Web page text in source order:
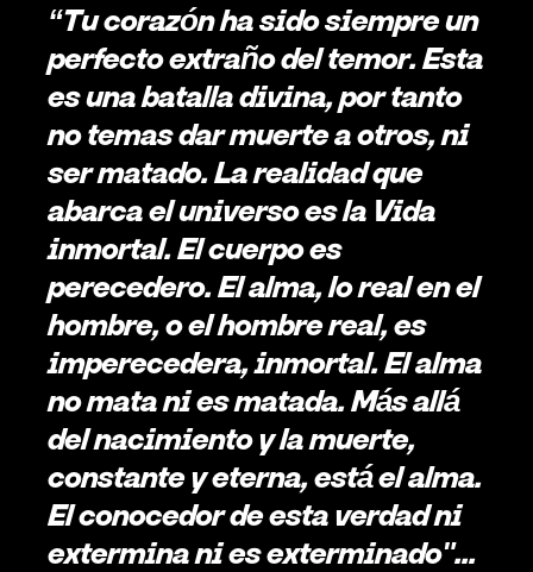
“Tu corazón ha sido siempre un
perfecto extraño del temor. Esta
es una batalla divina, por tanto
no temas dar muerte a otros, ni
ser matado. La realidad que
abarca el universo es la Vida
inmortal. El cuerpo es
perecedero. El alma, lo real en el
hombre, o el hombre real, es
imperecedera, inmortal. El alma
no mata ni es matada. Más allá
del nacimiento y la muerte,
constante y eterna, está el alma.
El conocedor de esta verdad ni
extermina ni es exterminado"...